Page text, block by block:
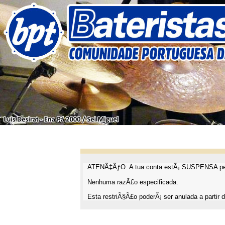
ATENÃ‡ÃƒO: A tua conta estÃ¡ SUSPENSA
Nenhuma razÃ£o especificada.
Esta restriÃ§Ã£o poderÃ¡ ser anulada a partir